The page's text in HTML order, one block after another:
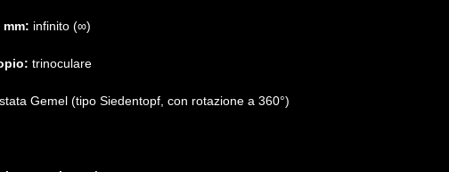
infinito (∞)
trinoculare
Gemel (tipo Siedentopf, con rotazione a 360°)